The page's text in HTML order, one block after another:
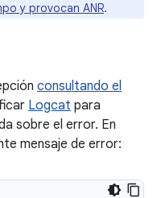
y provocan ANR.
consultando el
Logcat para
sobre el error. En
mensaje de error: